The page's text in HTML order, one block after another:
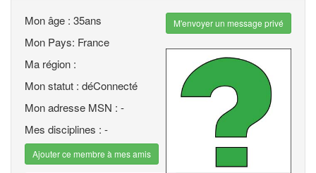
Mon âge : 35ans
Mon Pays: France
Ma région :
Mon statut : déConnecté
Mon adresse MSN : -
Mes disciplines : -
Ajouter ce membre à mes amis
M'envoyer un message privé